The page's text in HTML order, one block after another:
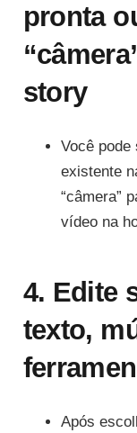
pronta
story
Você pode
existente
“câmera”
vídeo na
4. Edite
texto,
Após